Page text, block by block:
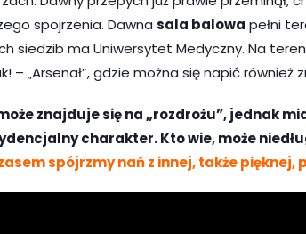
spojrzenia. Dawna sala balowa pełni
siedzib ma Uniwersytet Medyczny. Na
– „Arsenał”, gdzie można się napić również
znajduje się na „rozdrożu”, jednak
charakter. Kto wie, może
spójrzmy nań z innej, także pięknej,